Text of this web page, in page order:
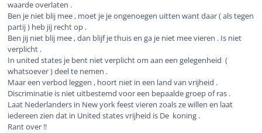
waarde overlaten .
Ben je niet blij mee , moet je je ongenoegen uitten want daar ( als tegen
partij ) heb jij recht op .
Ben jij niet blij mee , dan blijf je thuis en ga je niet mee vieren . Is niet
verplicht .
In united states je bent niet verplicht om aan een gelegenheid (
whatsoever ) deel te nemen .
Maar een verbod leggen , hoort niet in een land van vrijheid .
Discriminatie is niet uitbestemd voor een bepaalde groep of ras .
Laat Nederlanders in New york feest vieren zoals ze willen en laat
iedereen zien dat in United states vrijheid is De koning .
Rant over !!